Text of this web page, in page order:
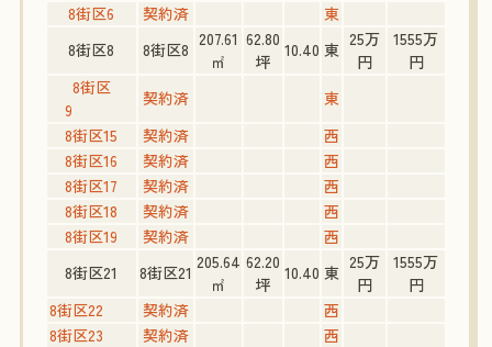
8街区6
契約済
東
8街区8
8街区8 207.61
㎡
62.80
坪
10.40 東 25万
円
1555万
円
8街区
9
契約済
東
8街区15
契約済
西
8街区16
契約済
西
8街区17
契約済
西
8街区18
契約済
西
8街区19
契約済
西
8街区21
8街区21 205.64
㎡
62.20
坪
10.40 東 25万
円
1555万
円
8街区22
契約済
西
8街区23
契約済
西